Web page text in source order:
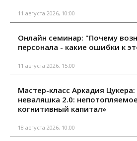
11 августа 2026, 10:00
Онлайн семинар: "Почему
персонала - какие ошибки к
11 августа 2026, 15:00
Мастер-класс Аркадия Цукера:
неваляшка 2.0:
когнитивный капитал»
18 августа 2026, 10:00